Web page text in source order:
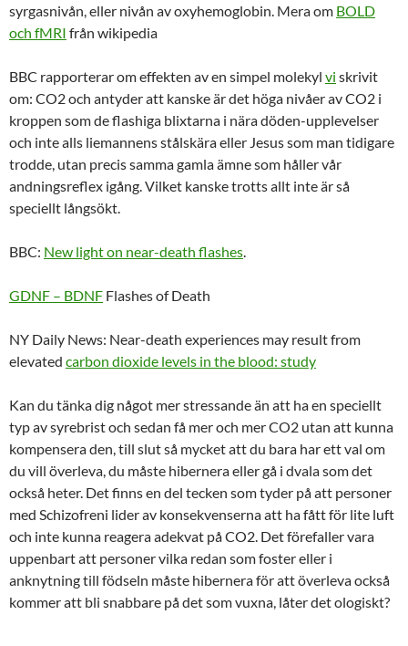
syrgasnivån, eller nivån av oxyhemoglobin. Mera om BOLD
och fMRI från wikipedia
BBC rapporterar om effekten av en simpel molekyl vi skrivit
om: CO2 och antyder att kanske är det höga nivåer av CO2 i
kroppen som de flashiga blixtarna i nära döden-upplevelser
och inte alls liemannens stålskära eller Jesus som man tidigare
trodde, utan precis samma gamla ämne som håller vår
andningsreflex igång. Vilket kanske trotts allt inte är så
speciellt långsökt.
BBC: New light on near-death flashes.
GDNF – BDNF Flashes of Death
NY Daily News: Near-death experiences may result from
elevated carbon dioxide levels in the blood: study
Kan du tänka dig något mer stressande än att ha en speciellt
typ av syrebrist och sedan få mer och mer CO2 utan att kunna
kompensera den, till slut så mycket att du bara har ett val om
du vill överleva, du måste hibernera eller gå i dvala som det
också heter. Det finns en del tecken som tyder på att personer
med Schizofreni lider av konsekvenserna att ha fått för lite luft
och inte kunna reagera adekvat på CO2. Det förefaller vara
uppenbart att personer vilka redan som foster eller i
anknytning till födseln måste hibernera för att överleva också
kommer att bli snabbare på det som vuxna, låter det ologiskt?